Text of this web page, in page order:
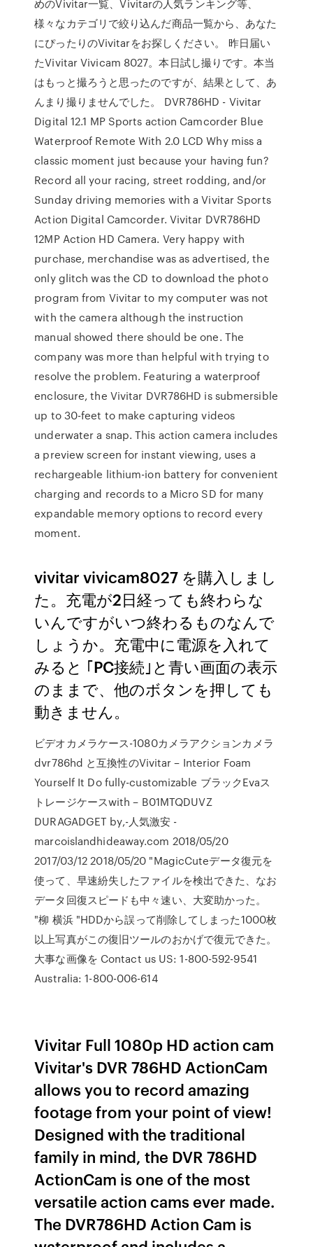
めのVivitar一覧、Vivitarの人気ランキング等、
様々なカテゴリで絞り込んだ商品一覧から、あなた
にぴったりのVivitarをお探しください。 昨日届い
たVivitar Vivicam 8027。本日試し撮りです。本当
はもっと撮ろうと思ったのですが、結果として、あ
んまり撮りませんでした。 DVR786HD - Vivitar
Digital 12.1 MP Sports action Camcorder Blue
Waterproof Remote With 2.0 LCD Why miss a
classic moment just because your having fun?
Record all your racing, street rodding, and/or
Sunday driving memories with a Vivitar Sports
Action Digital Camcorder. Vivitar DVR786HD
12MP Action HD Camera. Very happy with
purchase, merchandise was as advertised, the
only glitch was the CD to download the photo
program from Vivitar to my computer was not
with the camera although the instruction
manual showed there should be one. The
company was more than helpful with trying to
resolve the problem. Featuring a waterproof
enclosure, the Vivitar DVR786HD is submersible
up to 30-feet to make capturing videos
underwater a snap. This action camera includes
a preview screen for instant viewing, uses a
rechargeable lithium-ion battery for convenient
charging and records to a Micro SD for many
expandable memory options to record every
moment.
vivitar vivicam8027 を購入しまし
た。充電が2日経っても終わらな
いんですがいつ終わるものなんで
しょうか。充電中に電源を入れて
みると ｢PC接続｣と青い画面の表示
のままで、他のボタンを押しても
動きません。
ビデオカメラケース-1080カメラアクションカメラ
dvr786hd と互換性のVivitar – Interior Foam
Yourself It Do fully-customizable ブラックEvaス
トレージケースwith – B01MTQDUVZ
DURAGADGET by,-人気激安 -
marcoislandhideaway.com 2018/05/20
2017/03/12 2018/05/20 "MagicCuteデータ復元を
使って、早速紛失したファイルを検出できた、なお
データ回復スピードも中々速い、大変助かった。
"柳 横浜 "HDDから誤って削除してしまった1000枚
以上写真がこの復旧ツールのおかげで復元できた。
大事な画像を Contact us US: 1-800-592-9541
Australia: 1-800-006-614
Vivitar Full 1080p HD action cam
Vivitar's DVR 786HD ActionCam
allows you to record amazing
footage from your point of view!
Designed with the traditional
family in mind, the DVR 786HD
ActionCam is one of the most
versatile action cams ever made.
The DVR786HD Action Cam is